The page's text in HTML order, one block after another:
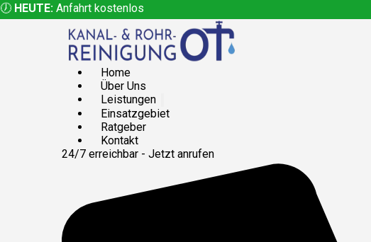
🕖 HEUTE: Anfahrt kostenlos
Home
Über Uns
Leistungen
Einsatzgebiet
Ratgeber
Kontakt
24/7 erreichbar - Jetzt anrufen